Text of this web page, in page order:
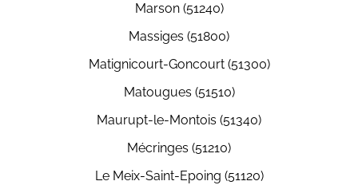
Marson (51240)
Massiges (51800)
Matignicourt-Goncourt (51300)
Matougues (51510)
Maurupt-le-Montois (51340)
Mécringes (51210)
Le Meix-Saint-Epoing (51120)